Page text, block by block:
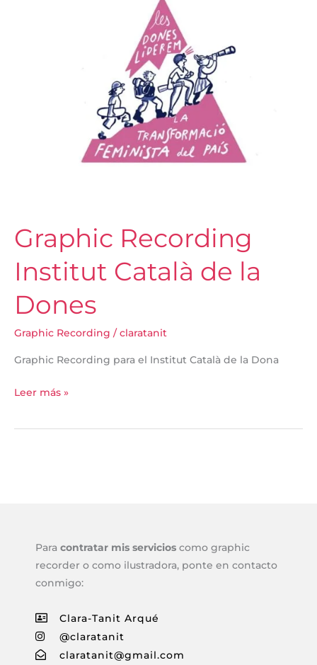
Graphic Recording
Institut Català de la
Dones
Graphic Recording / claratanit
Graphic Recording para el Institut Català de la Dona
Leer más »
Para contratar mis servicios como graphic
recorder o como ilustradora, ponte en contacto
conmigo:
Clara-Tanit Arqué
@claratanit
claratanit@gmail.com